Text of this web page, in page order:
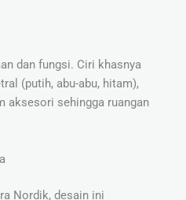
dan fungsi. Ciri khasnya
(putih, abu-abu, hitam),
aksesori sehingga ruangan
Nordik, desain ini